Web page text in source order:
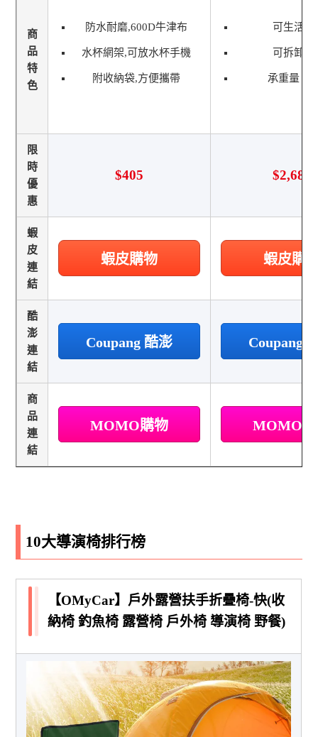
商
品
特
色
防水耐磨,600D牛津布
水杯網架,可放水杯手機
附收納袋,方便攜帶
可生活防
可拆卸頭
承重量
限
時
優
惠
$405 $2,680
蝦
皮
連
結
蝦皮購物 蝦皮購
酷
澎
連
結
Coupang 酷澎 Coupang
商
品
連
結
MOMO購物 MOMO
10大導演椅排行榜
【OMyCar】戶外露營扶手折疊椅-快(收
納椅 釣魚椅 露營椅 戶外椅 導演椅 野餐)